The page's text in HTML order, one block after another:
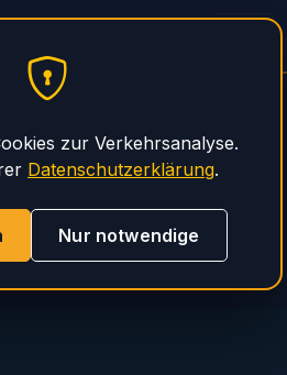
zur Verkehrsanalyse.
Datenschutzerklärung.
Nur notwendige